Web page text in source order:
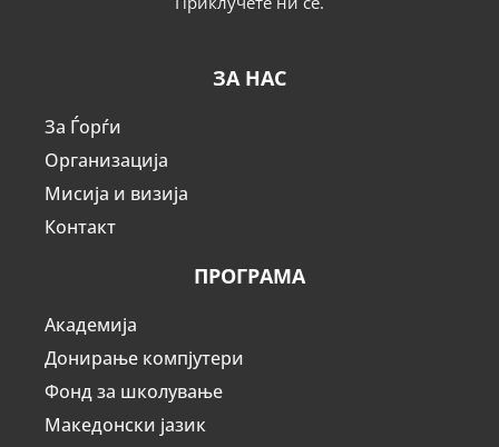
ЗА НАС
За Ѓорѓи
Организација
Мисија и визија
Контакт
ПРОГРАМА
Академија
Донирање компјутери
Фонд за школување
Македонски јазик